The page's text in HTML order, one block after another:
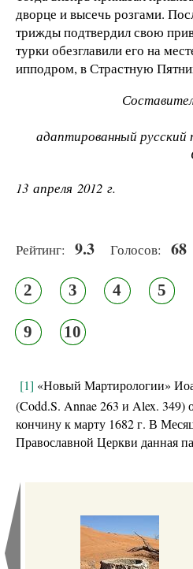
дворце и высечь розгами.
трижды подтвердил свою
турки обезглавили его на
ипподром, в Страстную
адаптированный русский
13 апреля 2012 г.
Рейтинг: 9.3 Голосов: 68
2 3 4 5
9 10
[1] «Новый Мартирологии»
(Codd.S. Annae 263 и Alex. 349)
кончину к марту 1682 г. В
Православной Церкви данная